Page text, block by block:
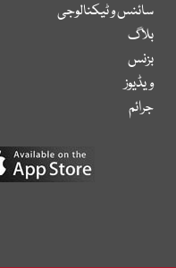
سائنس و ٹیکنالوجی
بلاگ
بزنس
ویڈیوز
جرائم